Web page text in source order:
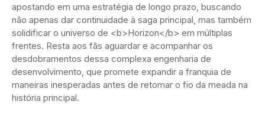
apostando em uma estratégia de longo prazo, buscando
não apenas dar continuidade à saga principal, mas também
solidificar o universo de <b>Horizon</b> em múltiplas
frentes. Resta aos fãs aguardar e acompanhar os
desdobramentos dessa complexa engenharia de
desenvolvimento, que promete expandir a franquia de
maneiras inesperadas antes de retomar o fio da meada na
história principal.